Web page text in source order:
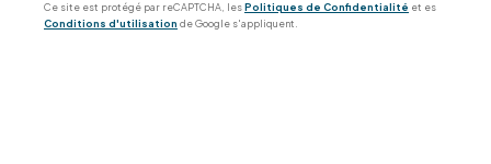
Ce site est protégé par reCAPTCHA, lesPolitiques de Confidentialité et es
Conditions d'utilisation de Google s'appliquent.